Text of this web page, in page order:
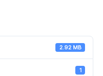
2.92 MB
1